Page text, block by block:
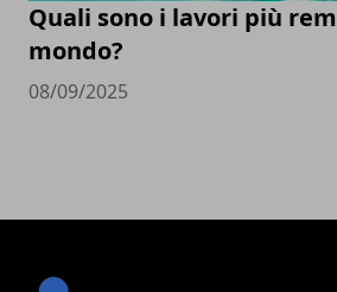
Quali sono i lavori più
mondo?
08/09/2025